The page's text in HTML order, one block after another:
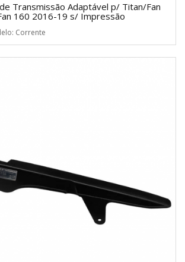
Transmissão Adaptável p/ Titan/Fan
160 2016-19 s/ Impressão
Corrente